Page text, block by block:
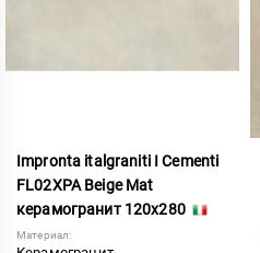
Impronta italgraniti I Cementi
FL02XPA Beige Mat
керамогранит 120x280
Материал: